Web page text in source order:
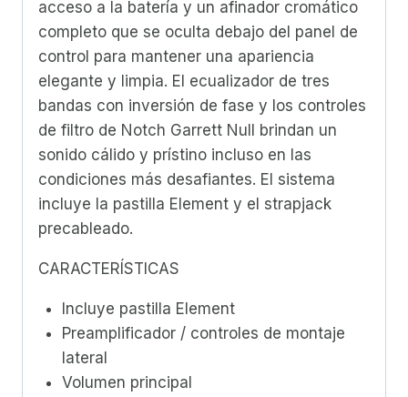
acceso a la batería y un afinador cromático
completo que se oculta debajo del panel de
control para mantener una apariencia
elegante y limpia. El ecualizador de tres
bandas con inversión de fase y los controles
de filtro de Notch Garrett Null brindan un
sonido cálido y prístino incluso en las
condiciones más desafiantes. El sistema
incluye la pastilla Element y el strapjack
precableado.
CARACTERÍSTICAS
Incluye pastilla Element
Preamplificador / controles de montaje
lateral
Volumen principal